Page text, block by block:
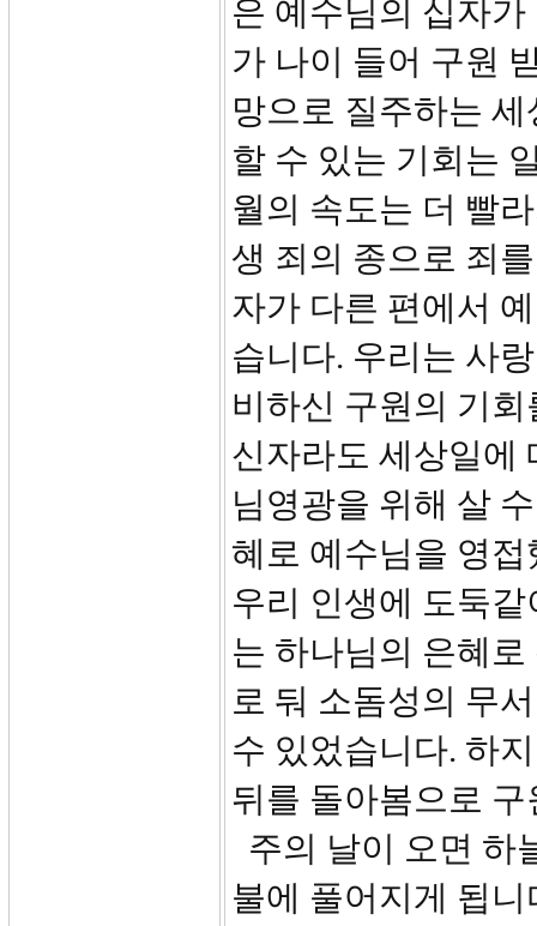
은 예수님의 십자
가 나이 들어 구원
망으로 질주하는
할 수 있는 기회는
월의 속도는 더 빨
생 죄의 종으로 죄
자가 다른 편에서
습니다. 우리는 사
비하신 구원의 기
신자라도 세상일에
님영광을 위해 살
혜로 예수님을 영
우리 인생에 도둑
는 하나님의 은혜
로 둬 소돔성의 무
수 있었습니다. 하
뒤를 돌아봄으로
주의 날이 오면 하
불에 풀어지게 됩